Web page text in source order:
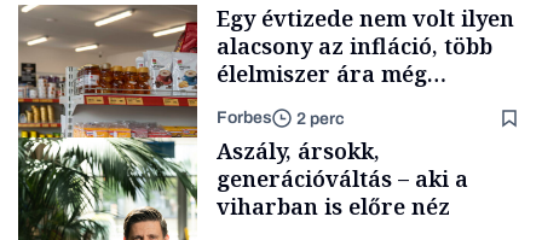
Egy évtizede nem volt ilyen
alacsony az infláció, több
élelmiszer ára még
rohamosan csökken is
Forbes 2 perc
Aszály, ársokk,
generációváltás – aki a
viharban is előre néz